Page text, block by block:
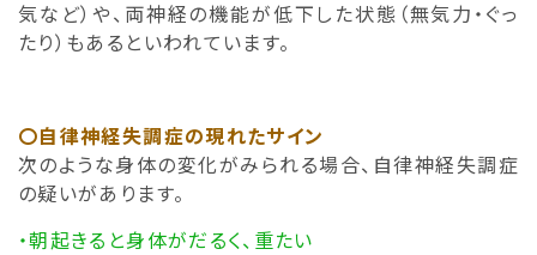
気など）や、両神経の機能が低下した状態（無気力・ぐっ
たり）もあるといわれています。
〇自律神経失調症の現れたサイン
次のような身体の変化がみられる場合、自律神経失調症
の疑いがあります。
・朝起きると身体がだるく、重たい